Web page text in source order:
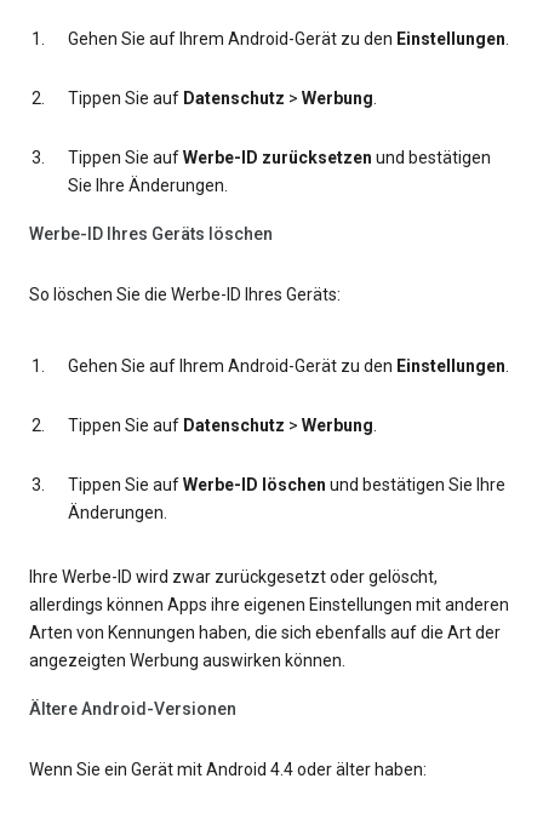
Gehen Sie auf Ihrem Android-Gerät zu den Einstellungen.
Tippen Sie auf Datenschutz > Werbung.
Tippen Sie aufWerbe-ID zurücksetzen und bestätigen
Sie Ihre Änderungen.
Werbe-ID Ihres Geräts löschen
So löschen Sie die Werbe-ID Ihres Geräts:
Gehen Sie auf Ihrem Android-Gerät zu den Einstellungen.
Tippen Sie auf Datenschutz > Werbung.
Tippen Sie aufWerbe-ID löschen und bestätigen Sie Ihre
Änderungen.
Ihre Werbe-ID wird zwar zurückgesetzt oder gelöscht,
allerdings können Apps ihre eigenen Einstellungen mit anderen
Arten von Kennungen haben, die sich ebenfalls auf die Art der
angezeigten Werbung auswirken können.
Ältere Android-Versionen
Wenn Sie ein Gerät mit Android 4.4 oder älter haben: